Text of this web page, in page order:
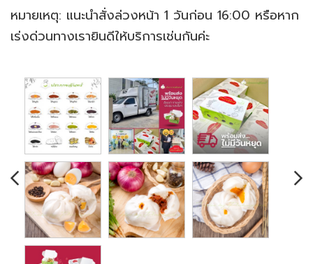
หมายเหตุ: แนะนำสั่งล่วงหน้า 1 วันก่อน 16:00 หรือหาก
เร่งด่วนทางเรายินดีให้บริการเช่นกันค่ะ